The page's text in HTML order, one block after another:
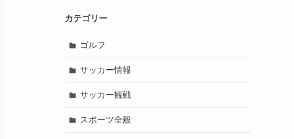
カテゴリー
ゴルフ
サッカー情報
サッカー観戦
スポーツ全般